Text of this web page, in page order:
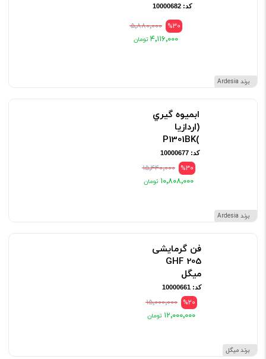
برند Ardesia
کد: 10000682
%30 ۵٬۸۸۰٬۰۰۰
۴٬۱۱۶٬۰۰۰
برند Ardesia
ابميوه گيري
(اردازيا
)P1301BK
کد: 10000677
%30 ۱۵٬۴۴۰٬۰۰۰
۱۰٬۸۰۸٬۰۰۰
برند میگل
فن گرمایشی
GHF 205
میگل
کد: 10000661
%20 ۱۵٬۰۰۰٬۰۰۰
۱۲٬۰۰۰٬۰۰۰